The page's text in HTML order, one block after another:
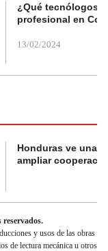
¿Qué tecnólogos
profesional en
13/02/2024
Honduras ve una
ampliar
y usos de las obras
de lectura mecánica u otros